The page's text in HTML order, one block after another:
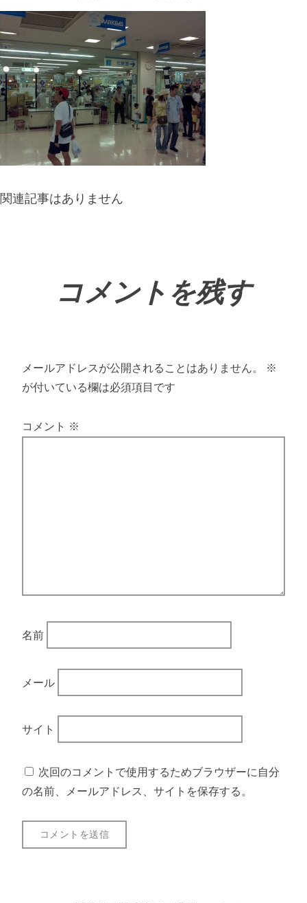
関連記事はありません
コメントを残す
メールアドレスが公開されることはありません。
※
が付いている欄は必須項目です
コメント ※
名前
メール
サイト
次回のコメントで使用するためブラウザーに自分
の名前、メールアドレス、サイトを保存する。